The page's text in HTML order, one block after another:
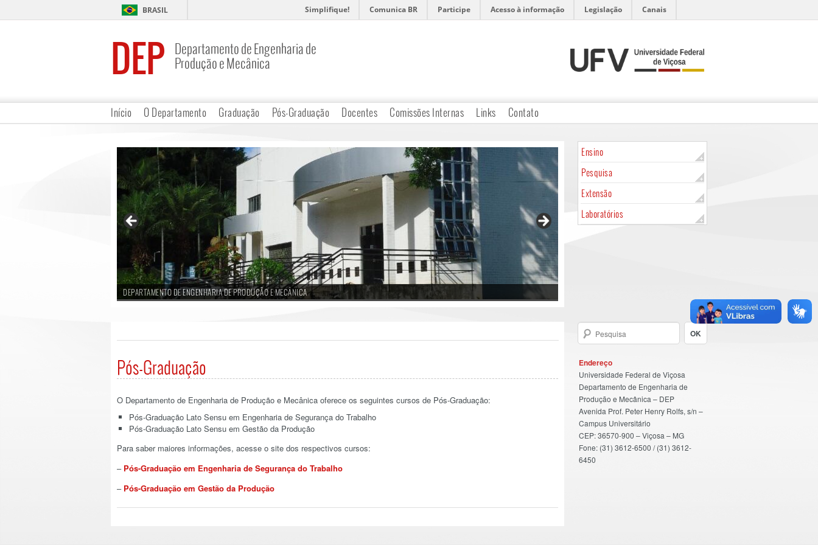
BRASIL Simplifique! Comunica BR Participe Acesso à informação Legislação Canais
DEP
Departamento de Engenharia de
Produção e Mecânica
Início O Departamento Graduação Pós-Graduação Docentes Comissões Internas Links Contato
DEPARTAMENTO DE ENGENHARIA DE PRODUÇÃO E MECÂNICA
Ensino
Pesquisa
Extensão
Laboratórios
Endereço
Universidade Federal de Viçosa
Departamento de Engenharia de
Produção e Mecânica – DEP
Avenida Prof. Peter Henry Rolfs, s/n –
Campus Universitário
CEP: 36570-900 – Viçosa – MG
Fone: (31) 3612-6500 / (31) 3612-
6450
Pós-Graduação
O Departamento de Engenharia de Produção e Mecânica oferece os seguintes cursos de Pós-Graduação:
Pós-Graduação Lato Sensu em Engenharia de Segurança do Trabalho
Pós-Graduação Lato Sensu em Gestão da Produção
Para saber maiores informações, acesse o site dos respectivos cursos:
– Pós-Graduação em Engenharia de Segurança do Trabalho
– Pós-Graduação em Gestão da Produção